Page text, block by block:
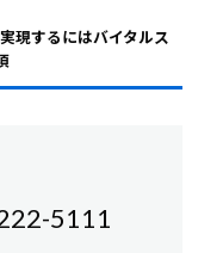
現するにはバイタルス
5111